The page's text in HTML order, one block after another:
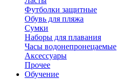
Футболки защитные
Обувь для пляжа
Сумки
Наборы для плавания
Часы водонепронецаемые
Аксессуары
Прочее
Обучение